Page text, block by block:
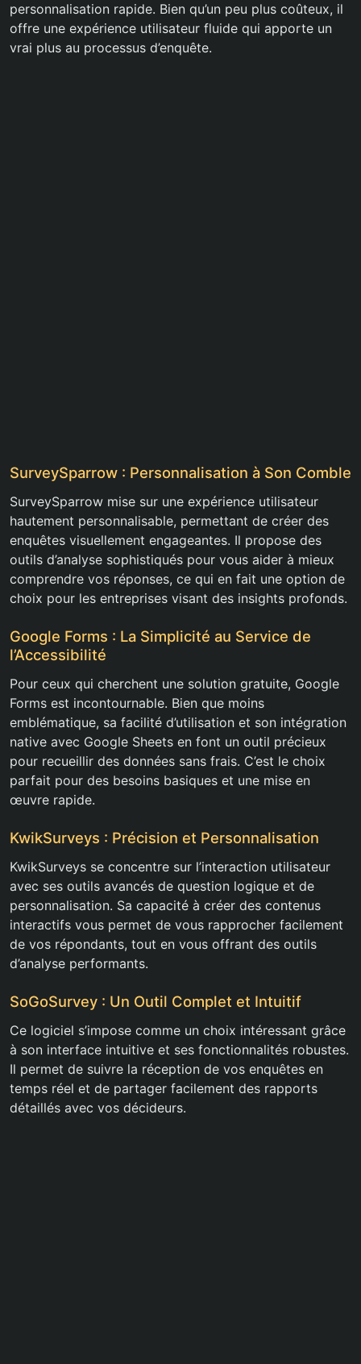
personnalisation rapide. Bien qu’un peu plus coûteux, il
offre une expérience utilisateur fluide qui apporte un
vrai plus au processus d’enquête.
SurveySparrow : Personnalisation à Son Comble
SurveySparrow mise sur une expérience utilisateur
hautement personnalisable, permettant de créer des
enquêtes visuellement engageantes. Il propose des
outils d’analyse sophistiqués pour vous aider à mieux
comprendre vos réponses, ce qui en fait une option de
choix pour les entreprises visant des insights profonds.
Google Forms : La Simplicité au Service de
l’Accessibilité
Pour ceux qui cherchent une solution gratuite, Google
Forms est incontournable. Bien que moins
emblématique, sa facilité d’utilisation et son intégration
native avec Google Sheets en font un outil précieux
pour recueillir des données sans frais. C’est le choix
parfait pour des besoins basiques et une mise en
œuvre rapide.
KwikSurveys : Précision et Personnalisation
KwikSurveys se concentre sur l’interaction utilisateur
avec ses outils avancés de question logique et de
personnalisation. Sa capacité à créer des contenus
interactifs vous permet de vous rapprocher facilement
de vos répondants, tout en vous offrant des outils
d’analyse performants.
SoGoSurvey : Un Outil Complet et Intuitif
Ce logiciel s’impose comme un choix intéressant grâce
à son interface intuitive et ses fonctionnalités robustes.
Il permet de suivre la réception de vos enquêtes en
temps réel et de partager facilement des rapports
détaillés avec vos décideurs.